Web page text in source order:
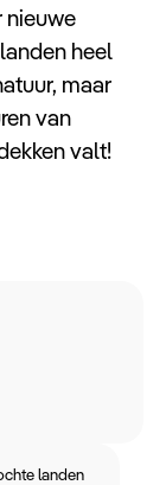
nieuwe
heel
maar
van
valt!
landen